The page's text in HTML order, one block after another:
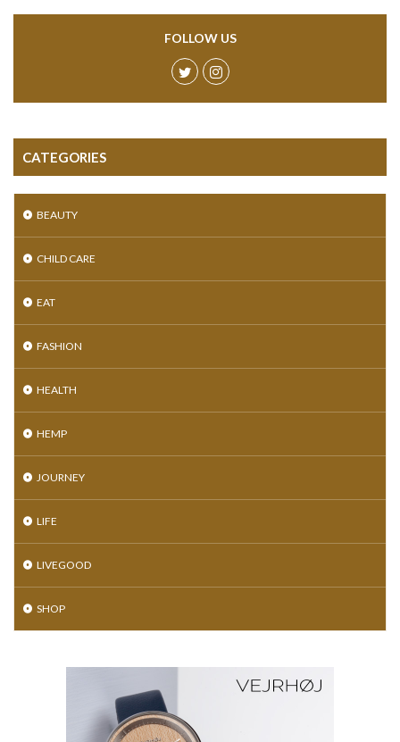
FOLLOW US
CATEGORIES
BEAUTY
CHILD CARE
EAT
FASHION
HEALTH
HEMP
JOURNEY
LIFE
LIVEGOOD
SHOP